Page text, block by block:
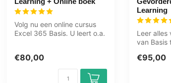
Volg nu een online cursus
Excel 365 Basis. U leert o.a.
€80,00
Learning
Leer alles
van Basis
€95,00